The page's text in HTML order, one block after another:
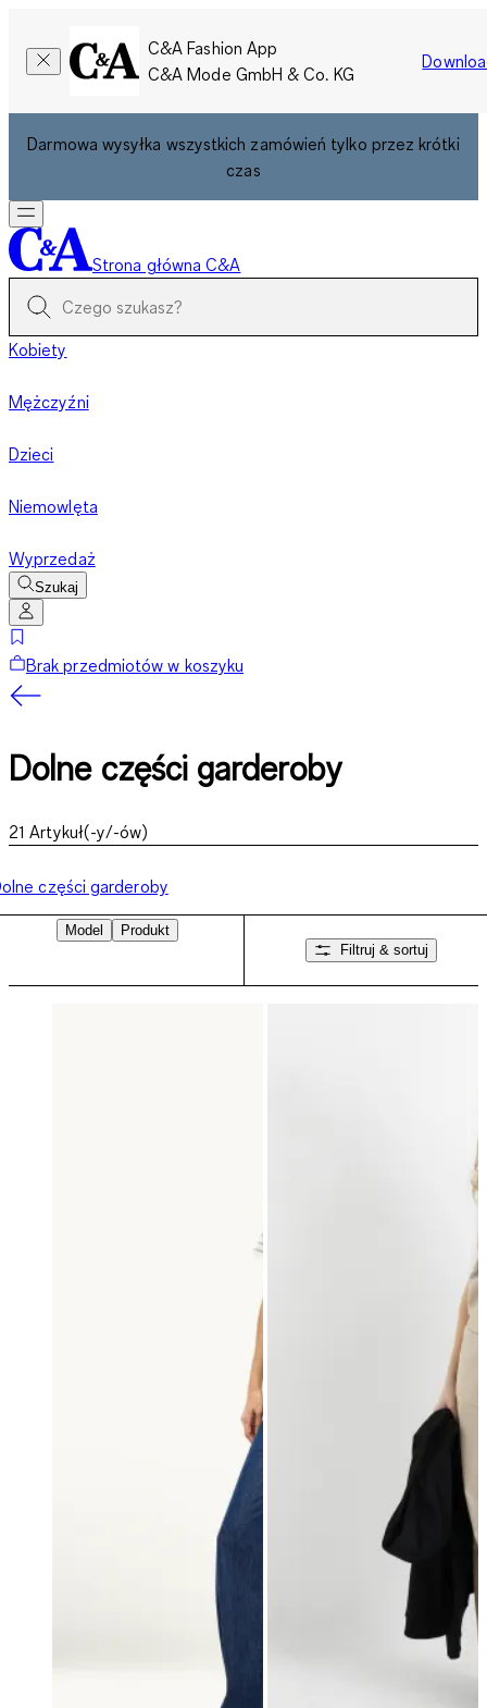
C&A Fashion App
C&A Mode GmbH & Co. KG
Darmowa wysyłka wszystkich zamówień tylko przez krótki
czas
Strona główna C&A
Kobiety
Mężczyźni
Dzieci
Niemowlęta
Wyprzedaż
Szukaj
Brak przedmiotów w koszyku
Dolne części garderoby
21 Artykuł(-y/-ów)
części garderoby
Model
Produkt
Filtruj & sortuj